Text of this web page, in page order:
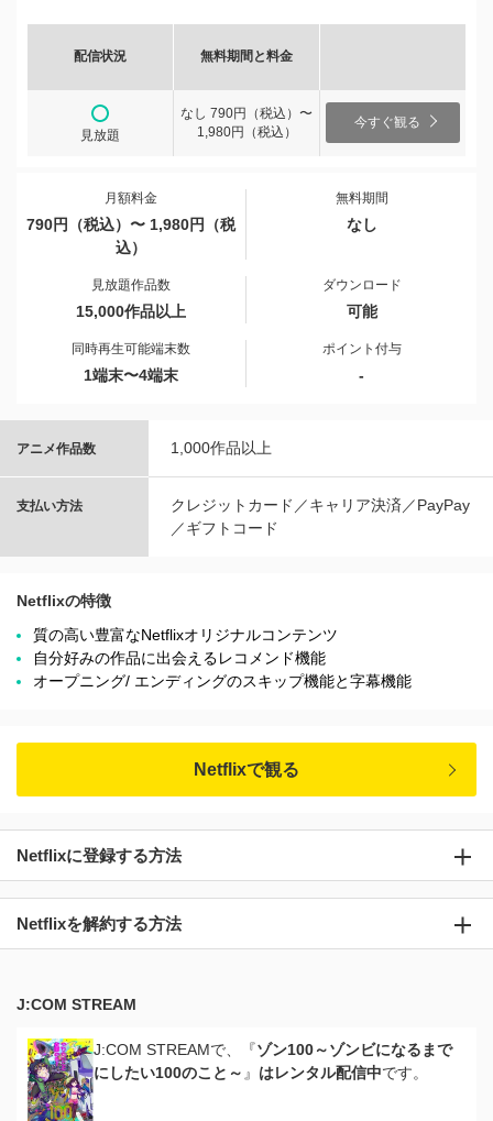
配信状況 無料期間と料金
見放題
なし 790円（税込）〜
1,980円（税込）
今すぐ観る
月額料金
790円（税込）〜 1,980円（税
込）
無料期間
なし
見放題作品数
15,000作品以上
ダウンロード
可能
同時再生可能端末数
1端末〜4端末
ポイント付与
-
アニメ作品数 1,000作品以上
支払い方法
クレジットカード／キャリア決済／PayPay
／ギフトコード
Netflixの特徴
質の高い豊富なNetflixオリジナルコンテンツ
自分好みの作品に出会えるレコメンド機能
オープニング/ エンディングのスキップ機能と字幕機能
Netflixで観る
Netflixに登録する方法
Netflixを解約する方法
J:COM STREAM
J:COM STREAMで、『ゾン100～ゾンビになるまで
にしたい100のこと～ 』 はレンタル配信中です。